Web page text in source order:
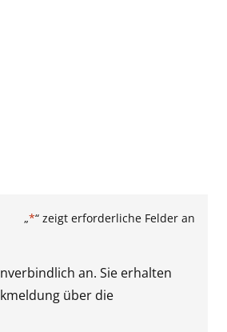
„*“ zeigt erforderliche Felder an
an. Sie erhalten
über die